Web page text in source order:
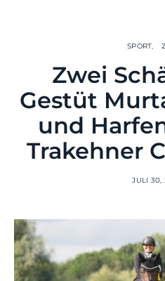
SPORT
Zwei
Gestüt
und
Trakehner
JULI 30,